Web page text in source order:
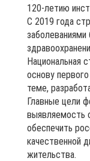
120-летию
С 2019 года
Национальная
основу
теме,
Главные цели
выявляемость
обеспечить
качественной
жительства.